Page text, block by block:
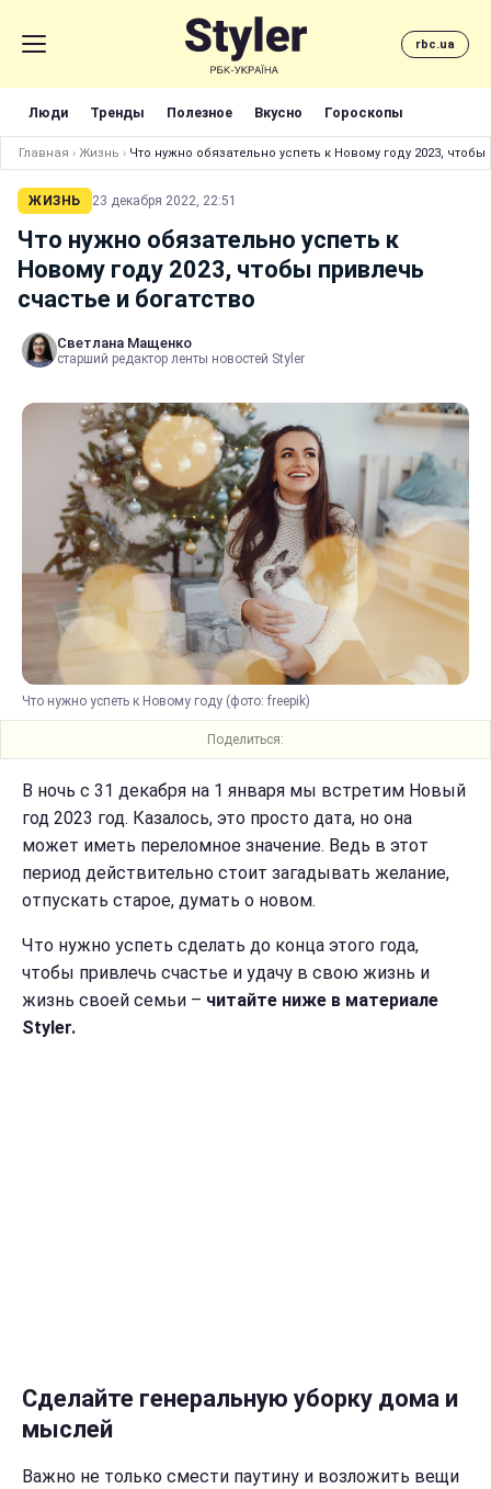
rbc.ua
Люди Тренды Полезное Вкусно Гороскопы
Главная › Жизнь › Что нужно обязательно успеть к Новому году 2023,
ЖИЗНЬ 23 декабря 2022, 22:51
Что нужно обязательно успеть к
Новому году 2023, чтобы привлечь
счастье и богатство
Светлана Мащенко
старший редактор ленты новостей Styler
Что нужно успеть к Новому году (фото: freepik)
Поделиться:
В ночь с 31 декабря на 1 января мы встретим Новый
год 2023 год. Казалось, это просто дата, но она
может иметь переломное значение. Ведь в этот
период действительно стоит загадывать желание,
отпускать старое, думать о новом.
Что нужно успеть сделать до конца этого года,
чтобы привлечь счастье и удачу в свою жизнь и
жизнь своей семьи – читайте ниже в материале
Styler.
Сделайте генеральную уборку дома и
мыслей
Важно не только смести паутину и возложить вещи